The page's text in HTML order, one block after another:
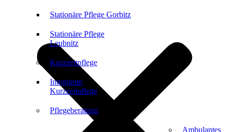
Stationäre Pflege Gorbitz
Stationäre Pflege
Leubnitz
Kurzzeitpflege
Integrierte
Kurzzeitpflege
Pflegeberatung
Ambulantes